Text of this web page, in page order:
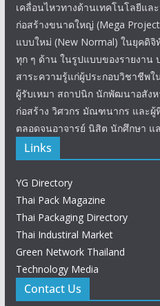
เคลื่อนไหวทางด้านเทคโนโลยีแล
ก่อสร้างขนาดใหญ่ (Mega
แบบใหม่ (New Normal) ในยุคดิ
ทุก ๆ ด้าน ในรูปแบบของรายงาน
สาระความรู้แก่ผู้ประกอบวิชาชีพใ
ผู้รับเหมา สถาปนิก นักพัฒนาอสัง
ก่อสร้าง วิศวกร มัณฑนากร และผู้
ตลอดจนอาจารย์ นิสิต นักศึกษา แ
Links
YG Directory
Thai Pack Magazine
Thai Packaging Directory
Thai Industiral Market
Green Network Thailand
Technology Media
Contact Us